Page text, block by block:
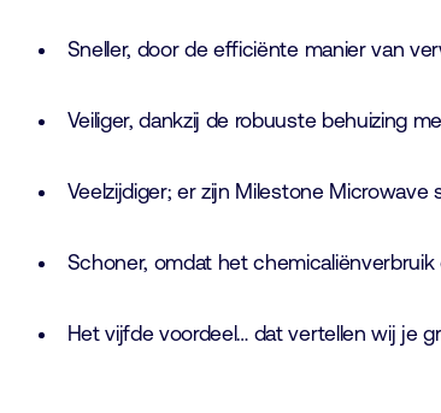
Sneller, door de efficiënte manier van
Veiliger, dankzij de robuuste behuizing
Veelzijdiger; er zijn Milestone
Schoner, omdat het
Het vijfde voordeel… dat vertellen wij je